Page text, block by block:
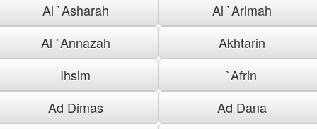
Al `Asharah
Al `Arimah
Al `Annazah
Akhtarin
Ihsim
`Afrin
Ad Dimas
Ad Dana